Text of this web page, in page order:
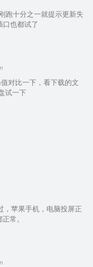
跑十分之一就提示更新失
口也都试了
对比一下，看下载的文
试一下
，苹果手机，电脑投屏正
常。